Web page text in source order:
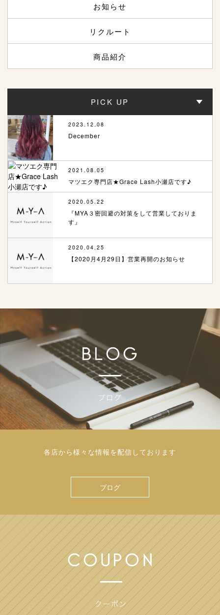
お知らせ
リクルート
商品紹介
PICK UP
2023.12.08
December
2021.08.05
マツエク専門店★Grace Lash小瀬店です♪
2020.05.22
『MYA３密回避の対策をして営業しておりま
す』
2020.04.25
【2020月4月29日】営業再開のお知らせ
各店から様々な情報を配信しております
ブログ